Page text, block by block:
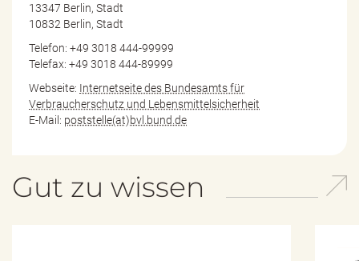
13347 Berlin, Stadt
10832 Berlin, Stadt
Telefon: +49 3018 444-99999
Telefax: +49 3018 444-89999
Webseite: Internetseite des Bundesamts für
Verbraucherschutz und Lebensmittelsicherheit
E-Mail: poststelle(at)bvl.bund.de
Gut zu wissen